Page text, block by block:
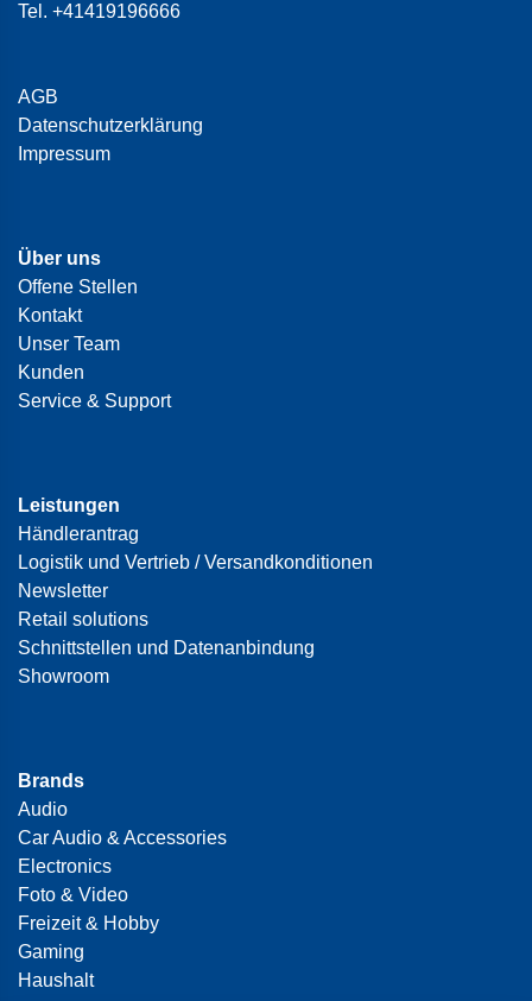
Tel. +41419196666
AGB
Datenschutzerklärung
Impressum
Über uns
Offene Stellen
Kontakt
Unser Team
Kunden
Service & Support
Leistungen
Händlerantrag
Logistik und Vertrieb / Versandkonditionen
Newsletter
Retail solutions
Schnittstellen und Datenanbindung
Showroom
Brands
Audio
Car Audio & Accessories
Electronics
Foto & Video
Freizeit & Hobby
Gaming
Haushalt